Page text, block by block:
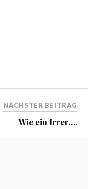
NÄCHSTER BEITRAG
Wie ein Irrer….